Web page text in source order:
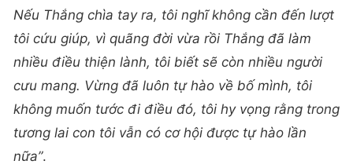
Nếu Thắng chìa tay ra, tôi nghĩ không cần đến lượt
tôi cứu giúp, vì quãng đời vừa rồi Thắng đã làm
nhiều điều thiện lành, tôi biết sẽ còn nhiều người
cưu mang. Vừng đã luôn tự hào về bố mình, tôi
không muốn tước đi điều đó, tôi hy vọng rằng trong
tương lai con tôi vẫn có cơ hội được tự hào lần
nữa”.